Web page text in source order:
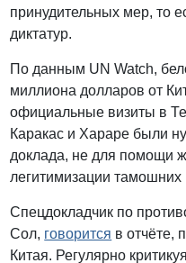
принудительных мер, то
диктатур.
По данным UN Watch,
миллиона долларов от
официальные визиты в
Каракас и Хараре были
доклада, не для помощи
легитимизации
Спецдокладчик по
Сол, говорится в отчёте,
Китая. Регулярно